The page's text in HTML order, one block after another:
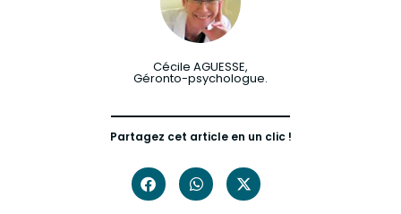
Cécile AGUESSE,
Géronto-psychologue.
Partagez cet article en un clic !